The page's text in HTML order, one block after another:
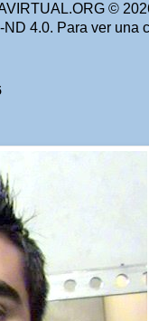
©
4.0. Para ver una